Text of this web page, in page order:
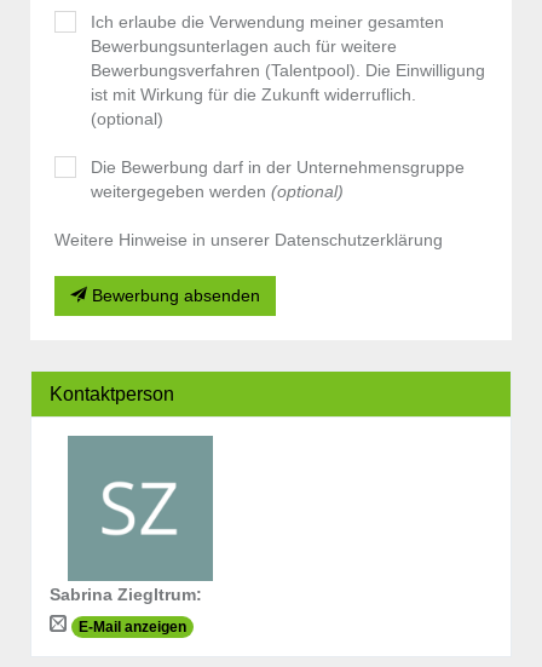
Ich erlaube die Verwendung meiner gesamten
Bewerbungsunterlagen auch für weitere
Bewerbungsverfahren (Talentpool). Die Einwilligung
ist mit Wirkung für die Zukunft widerruflich.
(optional)
Die Bewerbung darf in der Unternehmensgruppe
weitergegeben werden (optional)
Weitere Hinweise in unserer Datenschutzerklärung
Bewerbung absenden
Kontaktperson
Sabrina Ziegltrum:
E-Mail anzeigen